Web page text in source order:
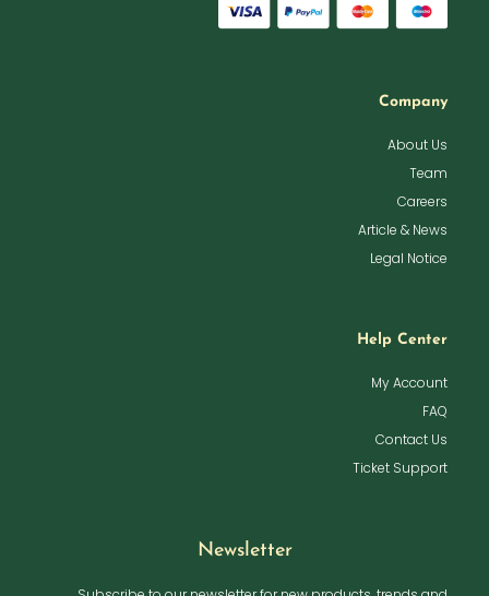
Company
About Us
Team
Careers
Article & News
Legal Notice
Help Center
My Account
FAQ
Contact Us
Ticket Support
Newsletter